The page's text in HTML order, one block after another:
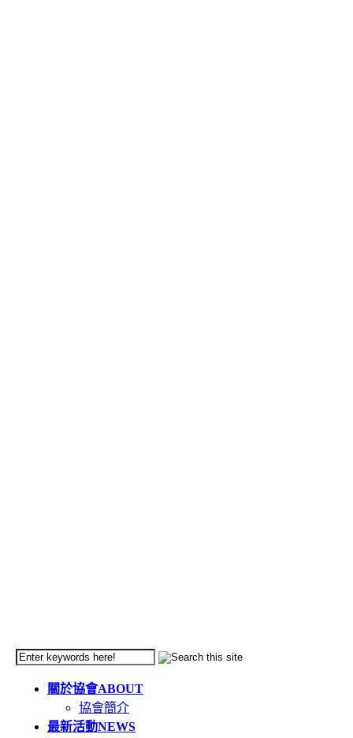
關於協會ABOUT
協會簡介
最新活動NEWS